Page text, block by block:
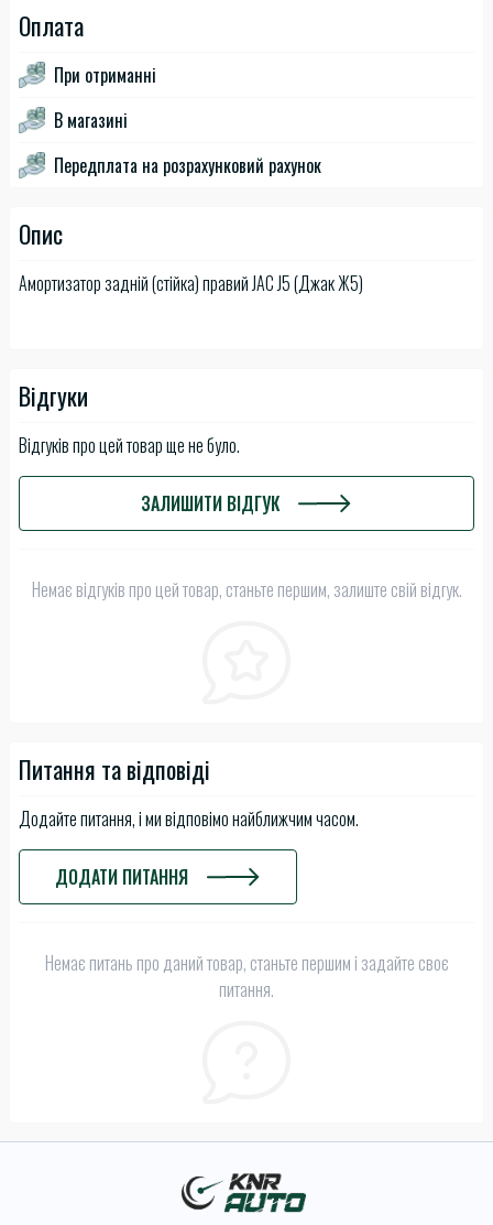
Оплата
При отриманні
В магазині
Передплата на розрахунковий рахунок
Опис
Амортизатор задній (стійка) правий JAC J5 (Джак Ж5)
Відгуки
Відгуків про цей товар ще не було.
ЗАЛИШИТИ ВІДГУК
Немає відгуків про цей товар, станьте першим, залиште свій відгук.
Питання та відповіді
Додайте питання, і ми відповімо найближчим часом.
ДОДАТИ ПИТАННЯ
Немає питань про даний товар, станьте першим і задайте своє
питання.